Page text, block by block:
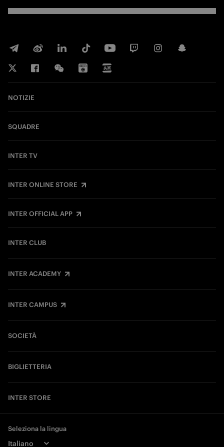
NOTIZIE
SQUADRE
INTER TV
INTER ONLINE STORE
INTER OFFICIAL APP
INTER CLUB
INTER ACADEMY
INTER CAMPUS
SOCIETÀ
BIGLIETTERIA
INTER STORE
Seleziona la lingua